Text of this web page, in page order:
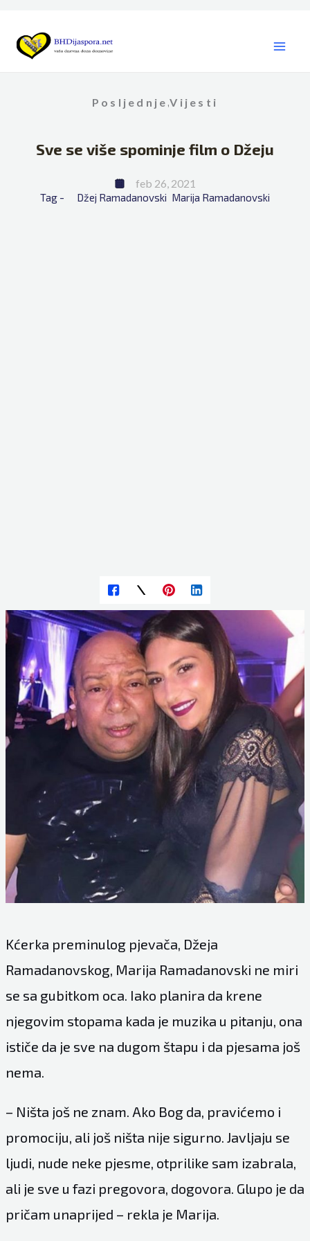
content
Posljednje ,Vijesti
Sve se više spominje film o Džeju
feb 26, 2021
Tag - Džej Ramadanovski Marija Ramadanovski
Kćerka preminulog pjevača, Džeja
Ramadanovskog, Marija Ramadanovski ne miri
se sa gubitkom oca. Iako planira da krene
njegovim stopama kada je muzika u pitanju, ona
ističe da je sve na dugom štapu i da pjesama još
nema.
– Ništa još ne znam. Ako Bog da, pravićemo i
promociju, ali još ništa nije sigurno. Javljaju se
ljudi, nude neke pjesme, otprilike sam izabrala,
ali je sve u fazi pregovora, dogovora. Glupo je da
pričam unaprijed – rekla je Marija.